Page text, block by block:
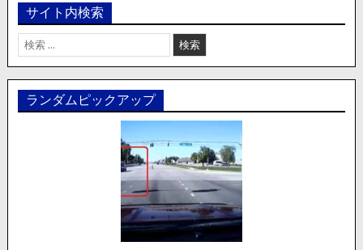
サイト内検索
検
索:
ランダムピックアップ